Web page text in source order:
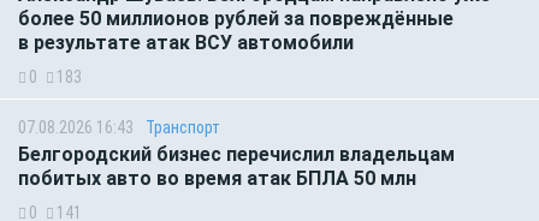
более 50 миллионов рублей за повреждённые
в результате атак ВСУ автомобили
0 183
07.08.2026 16:43 Транспорт
Белгородский бизнес перечислил владельцам
побитых авто во время атак БПЛА 50 млн
0 141